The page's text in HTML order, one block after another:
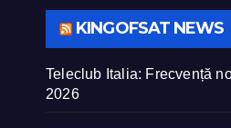
KINGOFSAT NEWS
Teleclub Italia: Frecvență
2026